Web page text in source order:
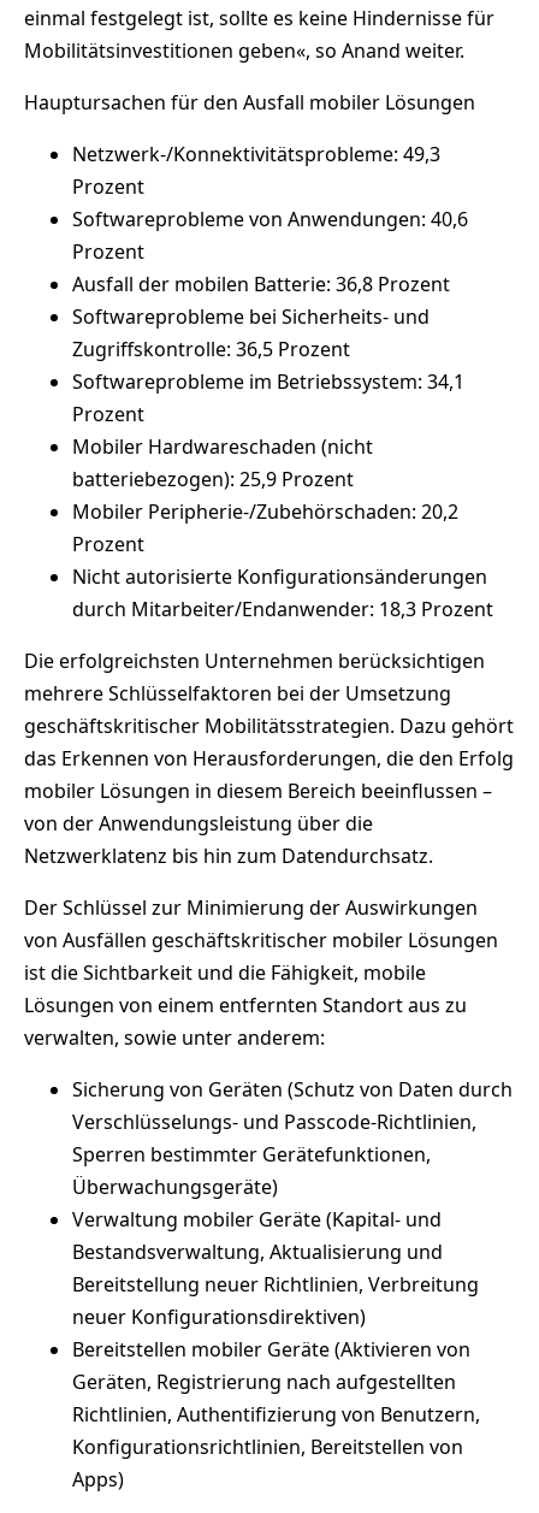
einmal festgelegt ist, sollte es keine Hindernisse für
Mobilitätsinvestitionen geben«, so Anand weiter.
Hauptursachen für den Ausfall mobiler Lösungen
Netzwerk-/Konnektivitätsprobleme: 49,3
Prozent
Softwareprobleme von Anwendungen: 40,6
Prozent
Ausfall der mobilen Batterie: 36,8 Prozent
Softwareprobleme bei Sicherheits- und
Zugriffskontrolle: 36,5 Prozent
Softwareprobleme im Betriebssystem: 34,1
Prozent
Mobiler Hardwareschaden (nicht
batteriebezogen): 25,9 Prozent
Mobiler Peripherie-/Zubehörschaden: 20,2
Prozent
Nicht autorisierte Konfigurationsänderungen
durch Mitarbeiter/Endanwender: 18,3 Prozent
Die erfolgreichsten Unternehmen berücksichtigen
mehrere Schlüsselfaktoren bei der Umsetzung
geschäftskritischer Mobilitätsstrategien. Dazu gehört
das Erkennen von Herausforderungen, die den Erfolg
mobiler Lösungen in diesem Bereich beeinflussen –
von der Anwendungsleistung über die
Netzwerklatenz bis hin zum Datendurchsatz.
Der Schlüssel zur Minimierung der Auswirkungen
von Ausfällen geschäftskritischer mobiler Lösungen
ist die Sichtbarkeit und die Fähigkeit, mobile
Lösungen von einem entfernten Standort aus zu
verwalten, sowie unter anderem:
Sicherung von Geräten (Schutz von Daten durch
Verschlüsselungs- und Passcode-Richtlinien,
Sperren bestimmter Gerätefunktionen,
Überwachungsgeräte)
Verwaltung mobiler Geräte (Kapital- und
Bestandsverwaltung, Aktualisierung und
Bereitstellung neuer Richtlinien, Verbreitung
neuer Konfigurationsdirektiven)
Bereitstellen mobiler Geräte (Aktivieren von
Geräten, Registrierung nach aufgestellten
Richtlinien, Authentifizierung von Benutzern,
Konfigurationsrichtlinien, Bereitstellen von
Apps)